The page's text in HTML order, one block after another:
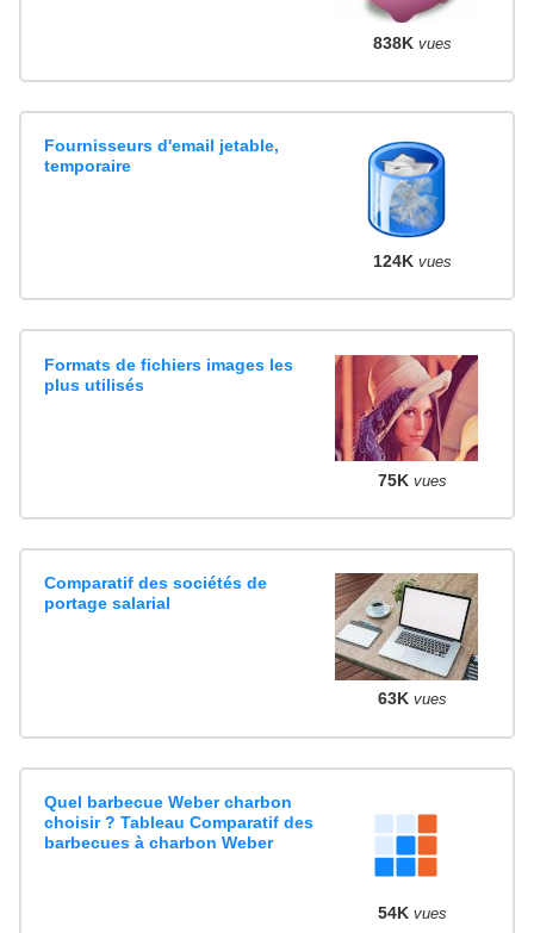
838K vues
Fournisseurs d'email jetable,
temporaire
124K vues
Formats de fichiers images les
plus utilisés
75K vues
Comparatif des sociétés de
portage salarial
63K vues
Quel barbecue Weber charbon
choisir ? Tableau Comparatif des
barbecues à charbon Weber
54K vues